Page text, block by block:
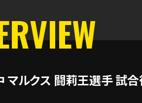
マルクス 闘莉王選手 試合